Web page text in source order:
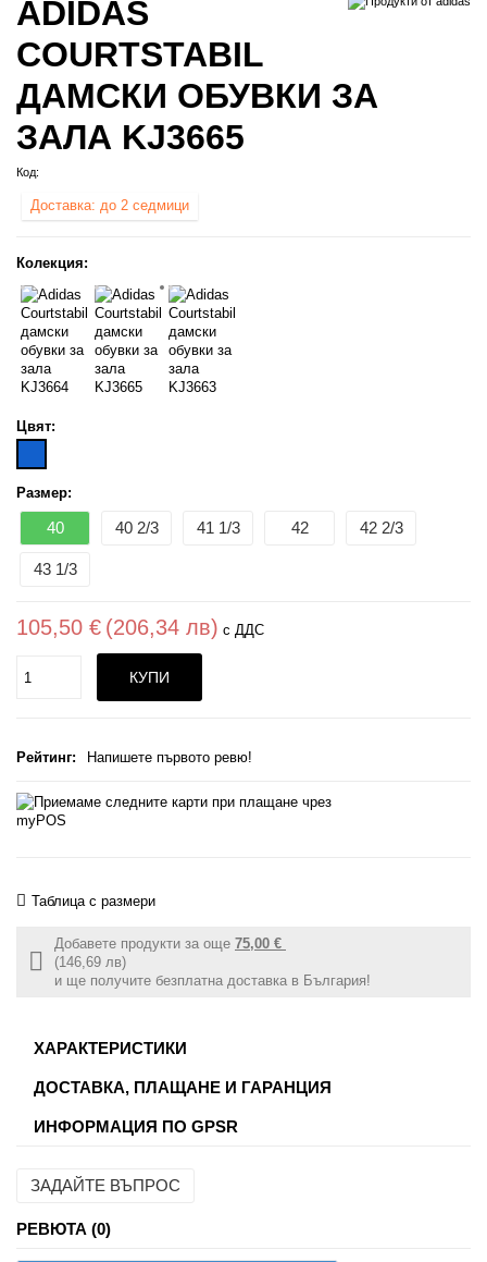
ADIDAS
COURTSTABIL
ДАМСКИ ОБУВКИ ЗА
ЗАЛА KJ3665
Код:
Доставка: до 2 седмици
Колекция:
Цвят:
Размер:
40 40 2/3 41 1/3 42 42 2/3
43 1/3
105,50 € (206,34 лв) с ДДС
Поръчайте КУПИ
Рейтинг: Напишете първото ревю!
Таблица с размери
Free
shipping
Добавете продукти за още 75,00 €
(146,69 лв)
и ще получите безплатна доставка в България!
ХАРАКТЕРИСТИКИ
ДОСТАВКА, ПЛАЩАНЕ И ГАРАНЦИЯ
ИНФОРМАЦИЯ ПО GPSR
ЗАДАЙТЕ ВЪПРОС
Име
РЕВЮТА (0)